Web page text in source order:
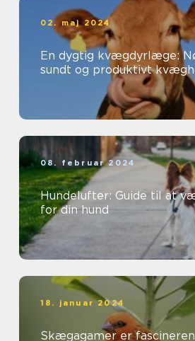
02. maj 2024
En dygtig kvægdyrlæge:
sundt og produktivt
08. februar 2024
Hundelufter: Guide til at
for din hund
18. januar 2024
Skægagamer er